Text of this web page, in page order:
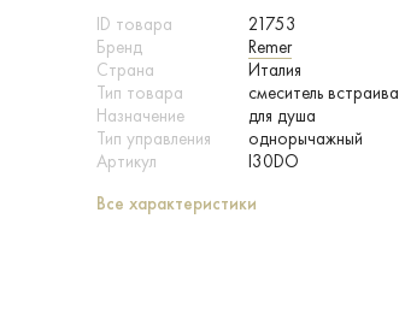
ID товара
21753
Бренд
Remer
Страна
Италия
Тип товара
смеситель
Назначение
для душа
Тип управления
однорычажный
Артикул
I30DO
Все характеристики